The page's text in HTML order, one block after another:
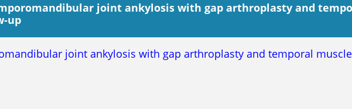
joint ankylosis with gap arthroplasty and
up
joint ankylosis with gap arthroplasty and temporal